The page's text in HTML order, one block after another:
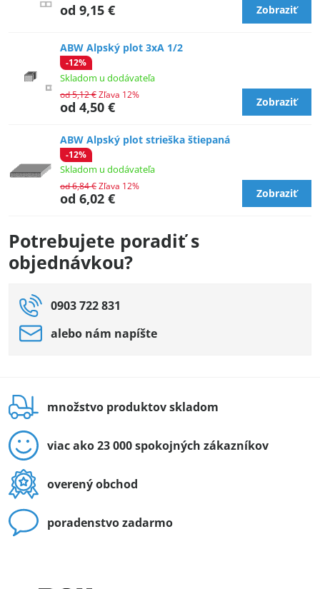
od 9,15 € Zobraziť
ABW Alpský plot 3xA 1/2
-12%
Skladom u dodávateľa
od 4,50 €
od 5,12 €Zľava 12%
Zobraziť
ABW Alpský plot strieška štiepaná
-12%
Skladom u dodávateľa
od 6,02 €
od 6,84 €Zľava 12%
Zobraziť
Potrebujete poradiť s
objednávkou?
0903 722 831
alebo nám napíšte
množstvo produktov skladom
viac ako 23 000 spokojných zákazníkov
overený obchod
poradenstvo zadarmo